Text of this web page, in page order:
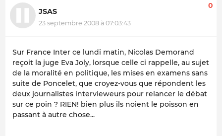
JSAS
23 septembre 2008 à 07:03:43
0
Sur France Inter ce lundi matin, Nicolas Demorand
reçoit la juge Eva Joly, lorsque celle ci rappelle, au sujet
de la moralité en politique, les mises en examens sans
suite de Poncelet, que croyez-vous que répondent les
deux journalistes intervieweurs pour relancer le débat
sur ce poin ? RIEN! bien plus ils noient le poisson en
passant à autre chose...